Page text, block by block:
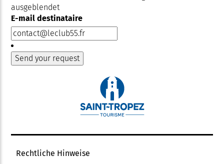
ausgeblendet
E-mail destinataire
Rechtliche Hinweise